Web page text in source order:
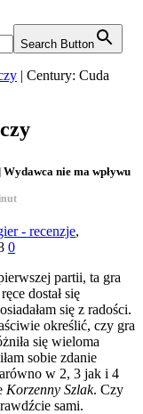
Search Button
| Century: Cuda
nie ma wpływu
- recenzje,
0
partii, ta gra
dostał się
się z radości.
określić, czy gra
się wieloma
sobie zdanie
w 2, 3 jak i 4
Korzenny Szlak. Czy
sami.